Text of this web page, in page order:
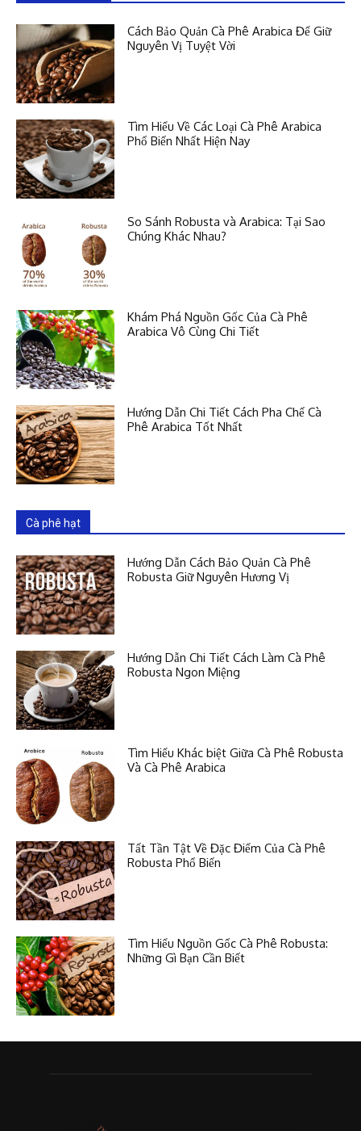
Cách Bảo Quản Cà Phê Arabica Để Giữ
Nguyên Vị Tuyệt Vời
Tìm Hiểu Về Các Loại Cà Phê Arabica
Phổ Biến Nhất Hiện Nay
So Sánh Robusta và Arabica: Tại Sao
Chúng Khác Nhau?
Khám Phá Nguồn Gốc Của Cà Phê
Arabica Vô Cùng Chi Tiết
Hướng Dẫn Chi Tiết Cách Pha Chế Cà
Phê Arabica Tốt Nhất
Cà phê hạt
Hướng Dẫn Cách Bảo Quản Cà Phê
Robusta Giữ Nguyên Hương Vị
Hướng Dẫn Chi Tiết Cách Làm Cà Phê
Robusta Ngon Miệng
Tìm Hiểu Khác biệt Giữa Cà Phê Robusta
Và Cà Phê Arabica
Tất Tần Tật Về Đặc Điểm Của Cà Phê
Robusta Phổ Biến
Tìm Hiểu Nguồn Gốc Cà Phê Robusta:
Những Gì Bạn Cần Biết